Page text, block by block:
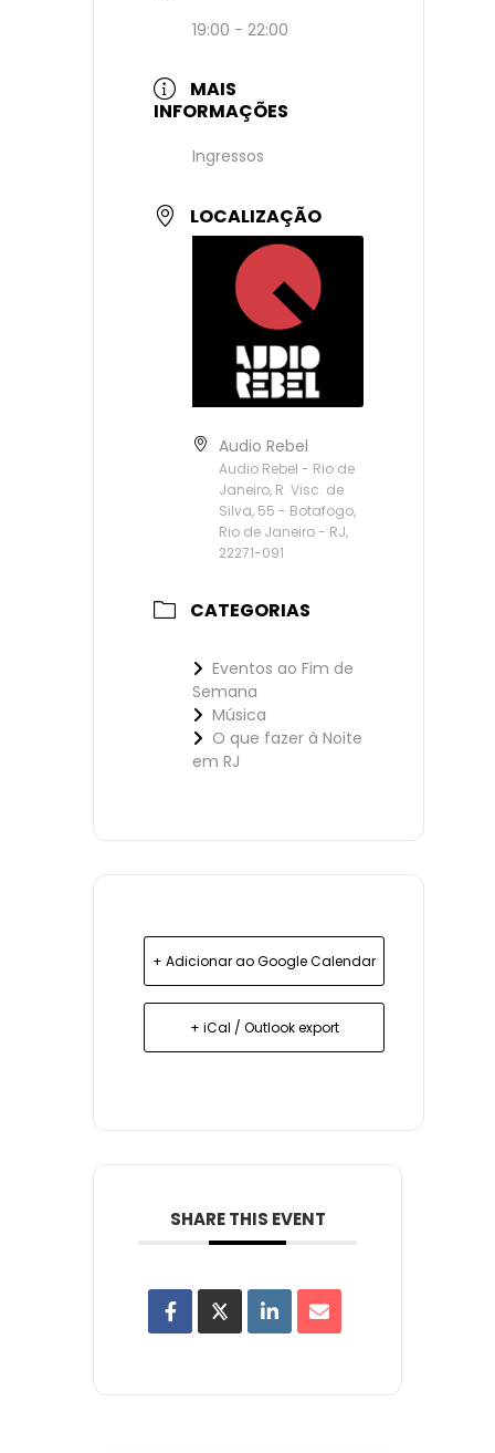
19:00 - 22:00
MAIS
INFORMAÇÕES
Ingressos
LOCALIZAÇÃO
Audio Rebel
Audio Rebel - Rio de
Janeiro, R. Visc. de
Silva, 55 - Botafogo,
Rio de Janeiro - RJ,
22271-091
CATEGORIAS
Eventos ao Fim de
Semana
Música
O que fazer à Noite
em RJ
+ Adicionar ao Google Calendar
+ iCal / Outlook export
SHARE THIS EVENT